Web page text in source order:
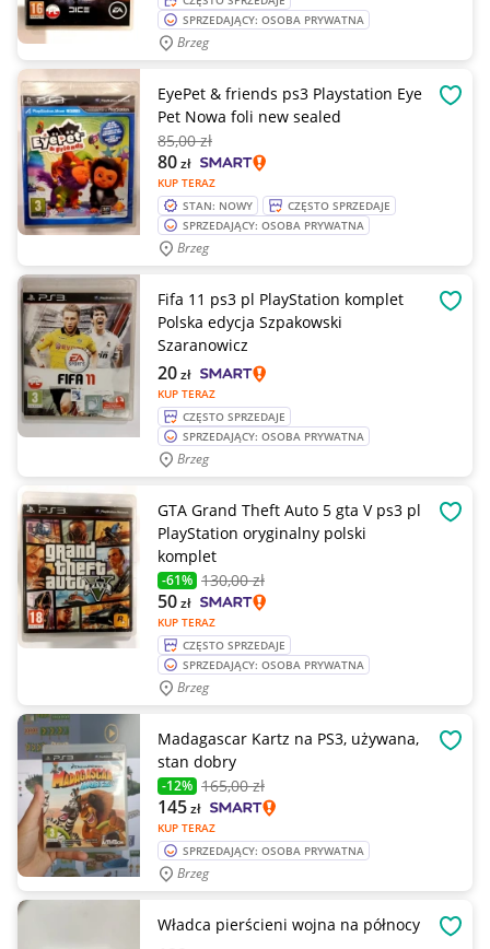
SPRZEDAJĄCY: OSOBA PRYWATNA
Brzeg
EyePet & friends ps3 Playstation Eye
Pet Nowa foli new sealed
85,00 zł
KUP TERAZ
80zł
STAN: NOWY
CZĘSTO SPRZEDAJE
SPRZEDAJĄCY: OSOBA PRYWATNA
Brzeg
Fifa 11 ps3 pl PlayStation komplet
Polska edycja Szpakowski
Szaranowicz
KUP TERAZ
20zł
CZĘSTO SPRZEDAJE
SPRZEDAJĄCY: OSOBA PRYWATNA
Brzeg
GTA Grand Theft Auto 5 gta V ps3 pl
PlayStation oryginalny polski
komplet
-61% 130,00 zł
KUP TERAZ
50zł
CZĘSTO SPRZEDAJE
SPRZEDAJĄCY: OSOBA PRYWATNA
Brzeg
Madagascar Kartz na PS3, używana,
stan dobry
-12% 165,00 zł
KUP TERAZ
145zł
SPRZEDAJĄCY: OSOBA PRYWATNA
Brzeg
Władca pierścieni wojna na północy